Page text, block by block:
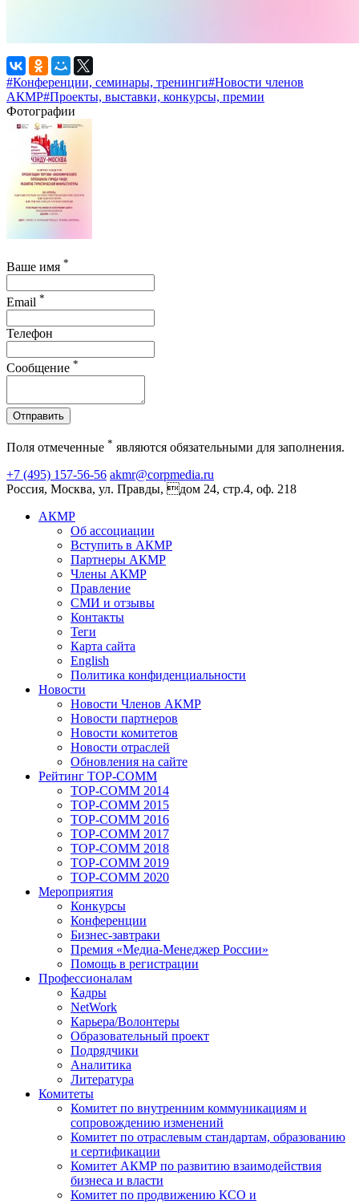
#Конференции, семинары, тренинги#Новости членов
АКМР#Проекты, выставки, конкурсы, премии
Фотографии
Ваше имя *
Email *
Телефон
Сообщение *
Отправить
Поля отмеченные * являются обязательными для заполнения.
+7 (495) 157-56-56 akmr@corpmedia.ru
Россия, Москва, ул. Правды, дом 24, стр.4, оф. 218
АКМР
Об ассоциации
Вступить в АКМР
Партнеры АКМР
Члены АКМР
Правление
СМИ и отзывы
Контакты
Теги
Карта сайта
English
Политика конфиденциальности
Новости
Новости Членов АКМР
Новости партнеров
Новости комитетов
Новости отраслей
Обновления на сайте
Рейтинг TOP-COMM
TOP-COMM 2014
TOP-COMM 2015
TOP-COMM 2016
TOP-COMM 2017
TOP-COMM 2018
TOP-COMM 2019
TOP-COMM 2020
Мероприятия
Конкурсы
Конференции
Бизнес-завтраки
Премия «Медиа-Менеджер России»
Помощь в регистрации
Профессионалам
Кадры
NetWork
Карьера/Волонтеры
Образовательный проект
Подрядчики
Аналитика
Литература
Комитеты
Комитет по внутренним коммуникациям и
сопровождению изменений
Комитет по отраслевым стандартам, образованию
и сертификации
Комитет АКМР по развитию взаимодействия
бизнеса и власти
Комитет по продвижению КСО и